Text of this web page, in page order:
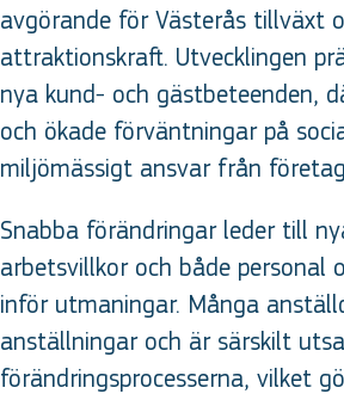
avgörande för Västerås tillväxt
attraktionskraft. Utvecklingen
nya kund- och gästbeteenden,
och ökade förväntningar på
miljömässigt ansvar från
Snabba förändringar leder till
arbetsvillkor och både personal
inför utmaningar. Många
anställningar och är särskilt
förändringsprocesserna, vilket